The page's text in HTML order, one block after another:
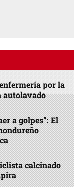
por la
autolavado
a golpes”: El
calcinado